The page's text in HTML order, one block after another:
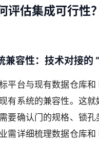
评估集成可行性
兼容性：技术对接的
平台与现有数据仓库和
有系统的兼容性。这就
要确认门的规格、锁孔
需详细梳理数据仓库和